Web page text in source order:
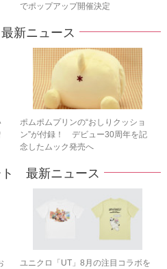
でポップアップ開催決定
新ニュース
ポムポムプリンの“おしりクッショ
ン”が付録！ デビュー30周年を記
念したムック発売へ
ト 最新ニュース
ユニクロ「UT」8月の注目コラボを